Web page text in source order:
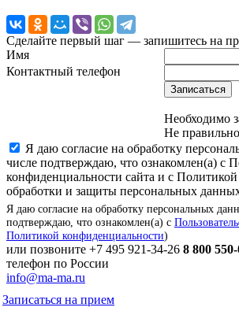
Сделайте первый шаг — запишитесь на
Имя
Контактный телефон
Записаться
Необходимо
Не
Я даю согласие на обработку
числе подтверждаю, что ознакомлен(а) с
конфиденциальности сайта и с
обработки и защиты персональных
Я даю согласие на обработку персональных
подтверждаю, что ознакомлен(а) с
Политикой конфиденциальности)
или позвоните +7 495 921-34-26 8 800
телефон по России
info@ma-ma.ru
Записаться на прием